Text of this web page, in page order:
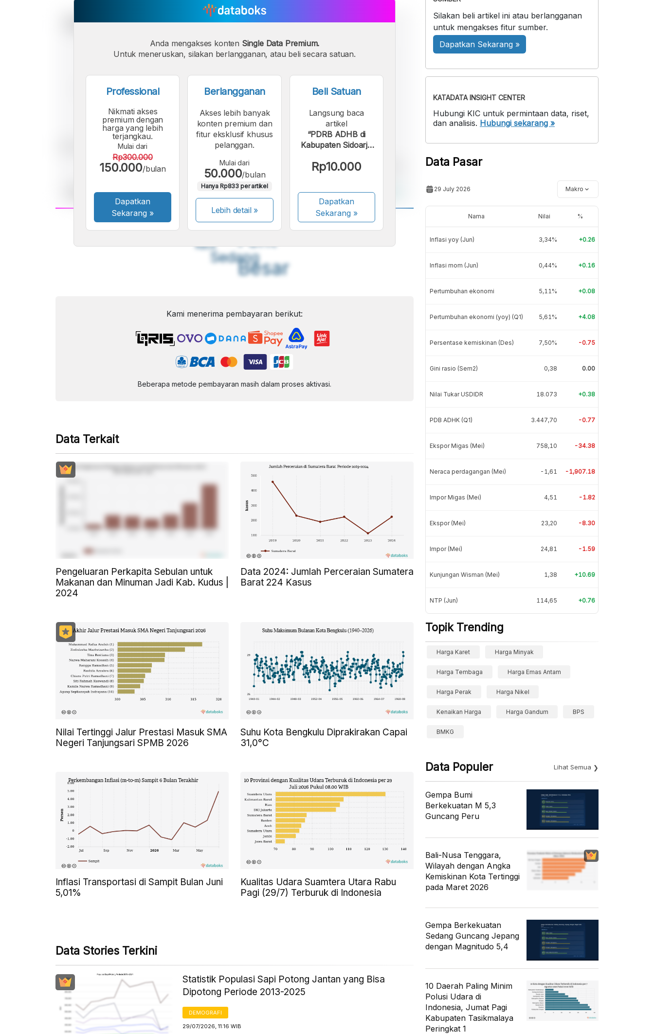
A
Font
Kecil
A
Sedang
A
Besar
Anda mengakses konten Single Data Premium.
Untuk meneruskan, silakan berlangganan, atau beli secara satuan.
Professional
Nikmati akses
premium dengan
harga yang lebih
terjangkau.
Mulai dari
Rp300.000
150.000/bulan
Dapatkan
Sekarang »
Berlangganan
Akses lebih banyak
konten premium dan
fitur eksklusif khusus
pelanggan.
Mulai dari
50.000/bulan
Hanya Rp833 per artikel
Lebih detail »
Beli Satuan
Langsung baca
artikel
“PDRB ADHB di
Kabupaten Sidoarjo
pada 2024”.
Rp10.000
Dapatkan
Sekarang»
Kami menerima pembayaran berikut:
Beberapa metode pembayaran masih dalam proses aktivasi.
Data Terkait
Pengeluaran Perkapita Sebulan untuk
Makanan dan Minuman Jadi Kab. Kudus |
2024
Data 2024: Jumlah Perceraian Sumatera
Barat 224 Kasus
Nilai Tertinggi Jalur Prestasi Masuk SMA
Negeri Tanjungsari SPMB 2026
Suhu Kota Bengkulu Diprakirakan Capai
31,0°C
Inflasi Transportasi di Sampit Bulan Juni
5,01%
Kualitas Udara Suamtera Utara Rabu
Pagi (29/7) Terburuk di Indonesia
Data Stories Terkini
Statistik Populasi Sapi Potong Jantan yang Bisa
Dipotong Periode 2013-2025
DEMOGRAFI
29/07/2026, 11:16 WIB
Silakan beli artikel ini atau berlangganan
untuk mengakses fitur sumber.
Dapatkan Sekarang »
KATADATA INSIGHT CENTER
Hubungi KIC untuk permintaan data, riset,
dan analisis. Hubungi sekarang »
Data Pasar
29 July 2026 Makro
Nama Nilai %
Inflasi yoy (Jun) 3,34% +0.26
Inflasi mom (Jun) 0,44% +0.16
Pertumbuhan ekonomi 5,11% +0.08
Pertumbuhan ekonomi (yoy) (Q1) 5,61% +4.08
Persentase kemiskinan (Des) 7,50% -0.75
Gini rasio (Sem2) 0,38 0.00
Nilai Tukar USDIDR 18.073 +0.38
PDB ADHK (Q1) 3.447,70 -0.77
Ekspor Migas (Mei) 758,10 -34.38
Neraca perdagangan (Mei) -1,61 -1,907.18
Impor Migas (Mei) 4,51 -1.82
Ekspor (Mei) 23,20 -8.30
Impor (Mei) 24,81 -1.59
Kunjungan Wisman (Mei) 1,38 +10.69
NTP (Jun) 114,65 +0.76
Topik Trending
Harga Karet Harga Minyak
Harga Tembaga Harga Emas Antam
Harga Perak Harga Nikel
Kenaikan Harga Harga Gandum BPS
BMKG
Data Populer Lihat Semua
Gempa Bumi
Berkekuatan M 5,3
Guncang Peru
Bali-Nusa Tenggara,
Wilayah dengan Angka
Kemiskinan Kota Tertinggi
pada Maret 2026
Gempa Berkekuatan
Sedang Guncang Jepang
dengan Magnitudo 5,4
10 Daerah Paling Minim
Polusi Udara di
Indonesia, Jumat Pagi
Kabupaten Tasikmalaya
Peringkat 1